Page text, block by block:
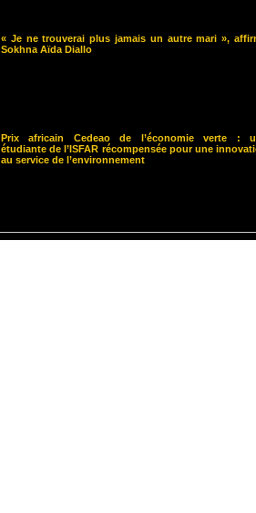
« Je ne trouverai plus jamais un autre mari »,
Sokhna Aïda Diallo
Prix africain Cedeao de l’économie verte :
étudiante de l’ISFAR récompensée pour une
au service de l’environnement